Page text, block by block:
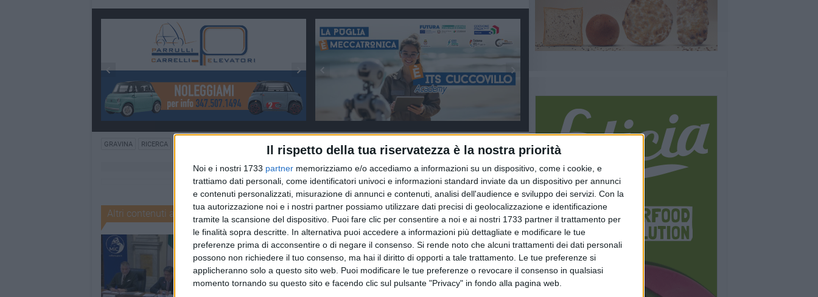
Il rispetto della tua riservatezza è la nostra priorità
Noi e i nostri 1733 partner memorizziamo e/o accediamo a informazioni su un dispositivo, come i cookie, e
trattiamo dati personali, come identificatori univoci e informazioni standard inviate da un dispositivo per annunci
e contenuti personalizzati, misurazione di annunci e contenuti, analisi dell'audience e sviluppo dei servizi. Con la
tua autorizzazione noi e i nostri partner possiamo utilizzare dati precisi di geolocalizzazione e identificazione
tramite la scansione del dispositivo. Puoi fare clic per consentire a noi e ai nostri 1733 partner il trattamento per
le finalità sopra descritte. In alternativa puoi accedere a informazioni più dettagliate e modificare le tue
preferenze prima di acconsentire o di negare il consenso. Si rende noto che alcuni trattamenti dei dati personali
possono non richiedere il tuo consenso, ma hai il diritto di opporti a tale trattamento. Le tue preferenze si
applicheranno solo a questo sito web. Puoi modificare le tue preferenze o revocare il consenso in qualsiasi
momento tornando su questo sito e facendo clic sul pulsante "Privacy" in fondo alla pagina web.
GRAVINA RICERCA
Altri contenuti a tema